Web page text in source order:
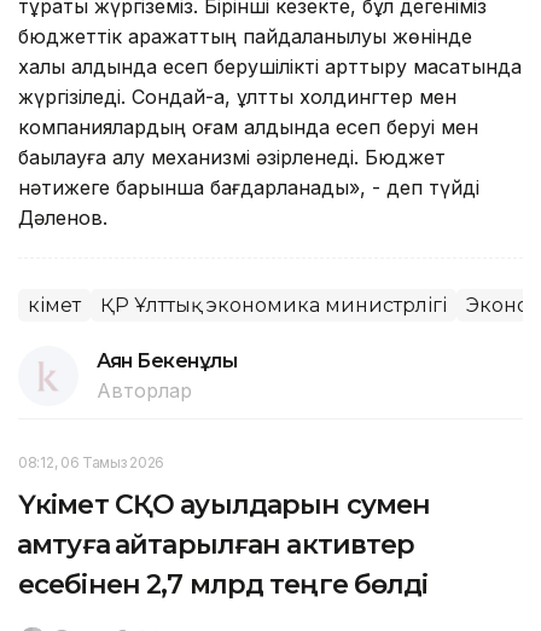
тұрақты жүргіземіз. Бірінші кезекте, бұл дегеніміз
бюджеттік қаражаттың пайдаланылуы жөнінде
халық алдында есеп берушілікті арттыру мақсатында
жүргізіледі. Сондай-ақ, ұлттық холдингтер мен
компаниялардың қоғам алдында есеп беруі мен
бақылауға алу механизмі әзірленеді. Бюджет
нәтижеге барынша бағдарланады», - деп түйді
Дәленов.
Үкімет ҚР Ұлттық экономика министрлігі
Аян Бекенұлы
Авторлар
08:12, 06 Тамыз 2026
Үкімет СҚО ауылдарын сумен
қамтуға қайтарылған активтер
есебінен 2,7 млрд теңге бөлді